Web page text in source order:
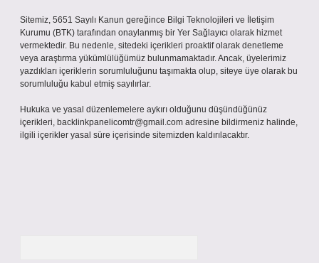
Sitemiz, 5651 Sayılı Kanun gereğince Bilgi Teknolojileri ve İletişim
Kurumu (BTK) tarafından onaylanmış bir Yer Sağlayıcı olarak hizmet
vermektedir. Bu nedenle, sitedeki içerikleri proaktif olarak denetleme
veya araştırma yükümlülüğümüz bulunmamaktadır. Ancak, üyelerimiz
yazdıkları içeriklerin sorumluluğunu taşımakta olup, siteye üye olarak bu
sorumluluğu kabul etmiş sayılırlar.
Hukuka ve yasal düzenlemelere aykırı olduğunu düşündüğünüz
içerikleri, backlinkpanelicomtr@gmail.com adresine bildirmeniz halinde,
ilgili içerikler yasal süre içerisinde sitemizden kaldırılacaktır.